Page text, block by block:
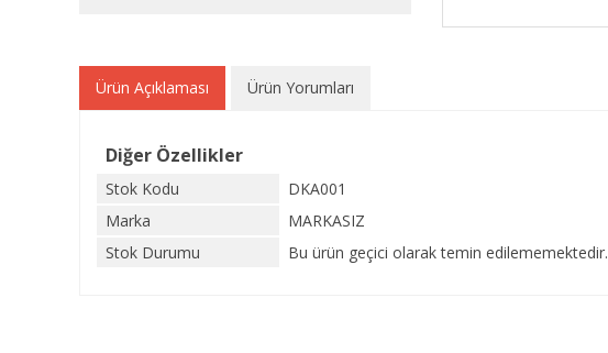
Ürün Açıklaması Ürün Yorumları
Diğer Özellikler
Stok Kodu
DKA001
Marka
MARKASIZ
Stok Durumu
Bu ürün geçici olarak temin edilememektedir.